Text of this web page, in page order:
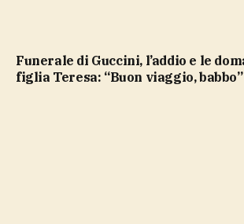
Funerale di Guccini, l’addio e le domande della
figlia Teresa: “Buon viaggio, babbo”